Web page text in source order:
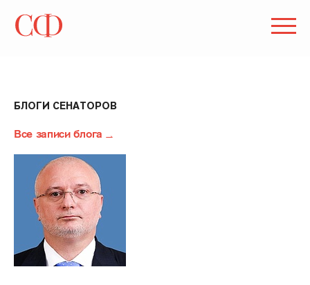
БЛОГИ СЕНАТОРОВ
Все записи блога